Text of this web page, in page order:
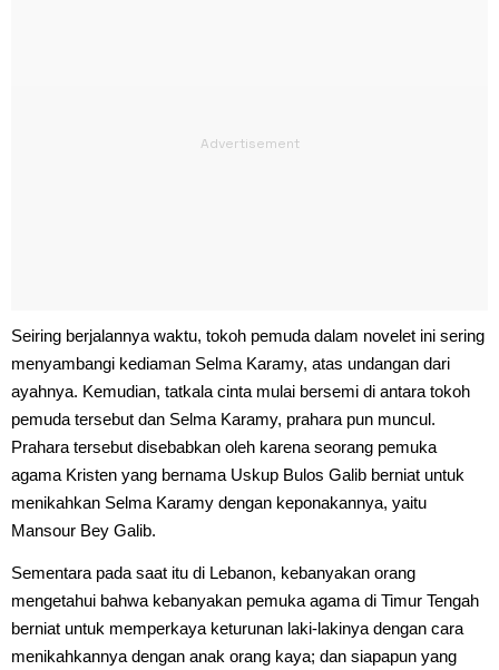
Seiring berjalannya waktu, tokoh pemuda dalam novelet ini sering
menyambangi kediaman Selma Karamy, atas undangan dari
ayahnya. Kemudian, tatkala cinta mulai bersemi di antara tokoh
pemuda tersebut dan Selma Karamy, prahara pun muncul.
Prahara tersebut disebabkan oleh karena seorang pemuka
agama Kristen yang bernama Uskup Bulos Galib berniat untuk
menikahkan Selma Karamy dengan keponakannya, yaitu
Mansour Bey Galib.
Sementara pada saat itu di Lebanon, kebanyakan orang
mengetahui bahwa kebanyakan pemuka agama di Timur Tengah
berniat untuk memperkaya keturunan laki-lakinya dengan cara
menikahkannya dengan anak orang kaya; dan siapapun yang